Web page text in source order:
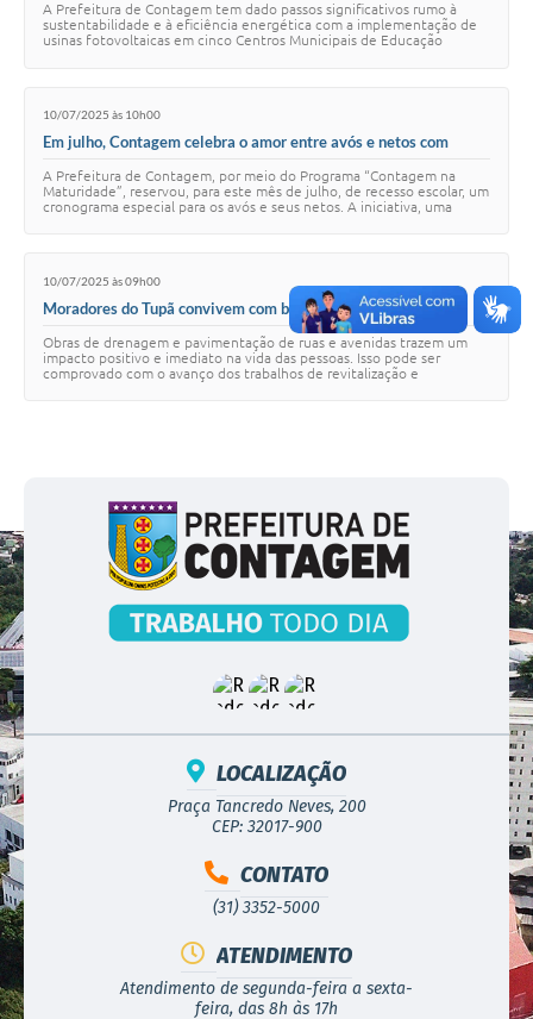
A Prefeitura de Contagem tem dado passos significativos rumo à
sustentabilidade e à eficiência energética com a implementação de
usinas fotovoltaicas em cinco Centros Municipais de Educação
10/07/2025 às 10h00
Em julho, Contagem celebra o amor entre avós e netos com
A Prefeitura de Contagem, por meio do Programa “Contagem na
Maturidade”, reservou, para este mês de julho, de recesso escolar, um
cronograma especial para os avós e seus netos. A iniciativa, uma
10/07/2025 às 09h00
Moradores do Tupã convivem com benefícios das obras de
Obras de drenagem e pavimentação de ruas e avenidas trazem um
impacto positivo e imediato na vida das pessoas. Isso pode ser
comprovado com o avanço dos trabalhos de revitalização e
LOCALIZAÇÃO
Praça Tancredo Neves, 200
CEP: 32017-900
CONTATO
(31) 3352-5000
ATENDIMENTO
Atendimento de segunda-feira a sexta-
feira, das 8h às 17h